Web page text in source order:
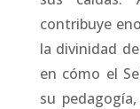
contribuye
la divinidad
en cómo el
su